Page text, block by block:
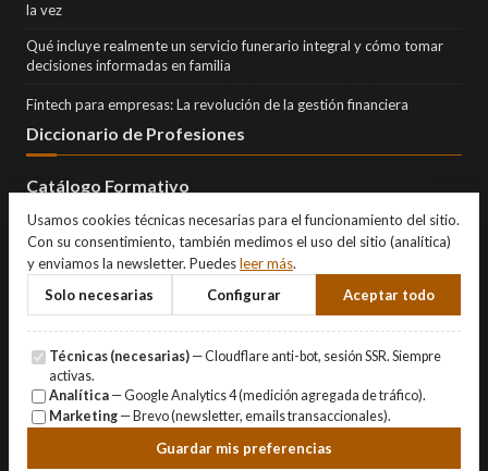
la vez
Qué incluye realmente un servicio funerario integral y cómo tomar
decisiones informadas en familia
Fintech para empresas: La revolución de la gestión financiera
Diccionario de Profesiones
Catálogo Formativo
Aviso Legal·Privacidad· Cookies ·Gestionar cookies
Usamos cookies técnicas necesarias para el funcionamiento del sitio.
Con su consentimiento, también medimos el uso del sitio (analítica)
y enviamos la newsletter. Puedesleer más.
Solo necesarias
Configurar Aceptar todo
Técnicas (necesarias) — Cloudflare anti-bot, sesión SSR. Siempre
activas.
Analítica — Google Analytics 4 (medición agregada de tráfico).
Marketing — Brevo (newsletter, emails transaccionales).
Guardar mis preferencias